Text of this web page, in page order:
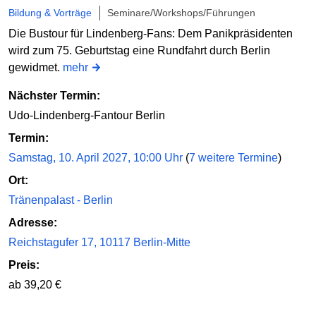
Online bestellen
Di 18.08.2026
XFood Tour - Kreuzberg kulinarisch
Bildung & Vorträge Seminare/Workshops/Führungen
Die Bustour für Lindenberg-Fans: Dem Panikpräsidenten
wird zum 75. Geburtstag eine Rundfahrt durch Berlin
gewidmet. mehr
Nächster Termin:
Udo-Lindenberg-Fantour Berlin
Termin:
Samstag, 10. April 2027, 10:00 Uhr (7 weitere Termine)
Ort:
Tränenpalast - Berlin
Adresse:
Reichstagufer 17, 10117 Berlin-Mitte
Preis:
ab 39,20 €